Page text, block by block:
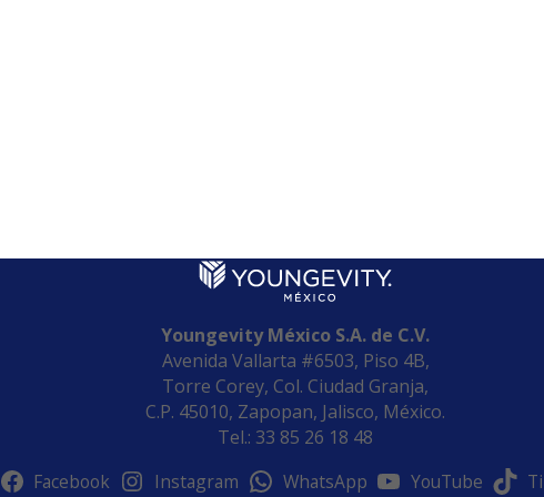
Youngevity México S.A. de C.V.
Avenida Vallarta #6503, Piso 4B,
Torre Corey, Col. Ciudad Granja,
C.P. 45010, Zapopan, Jalisco, México.
Tel.: 33 85 26 18 48
Facebook
Instagram WhatsApp YouTube